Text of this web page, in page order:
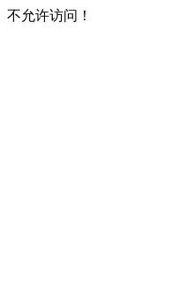
不允许访问！